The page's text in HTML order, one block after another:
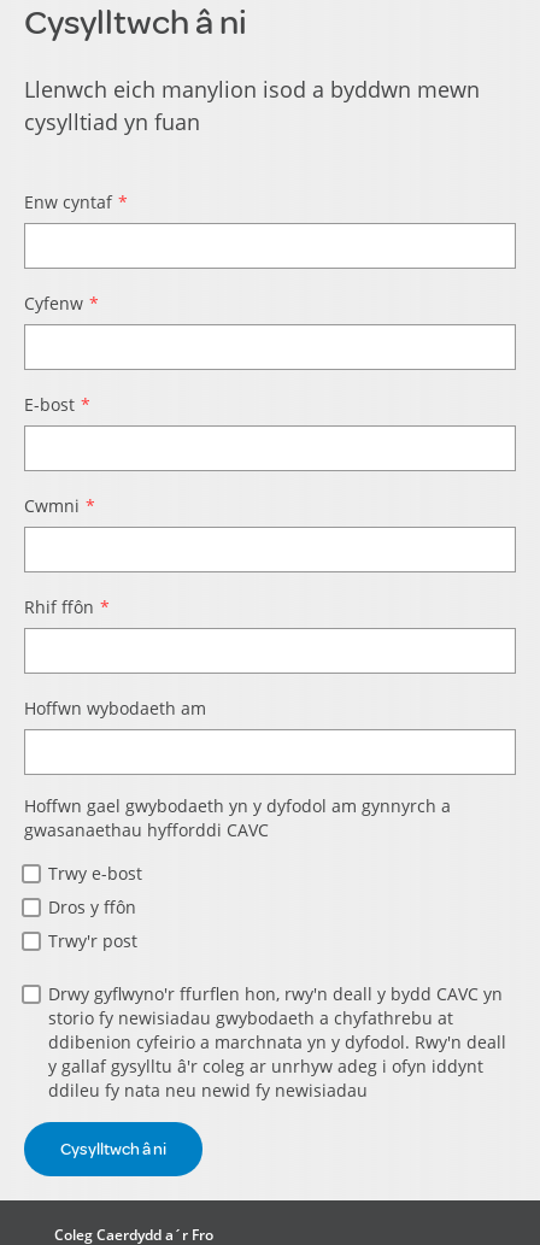
Cysylltwch â ni
Llenwch eich manylion isod a byddwn mewn
cysylltiad yn fuan
Enw cyntaf
Cyfenw
E-bost
Cwmni
Rhif ffôn
Hoffwn wybodaeth am
Hoffwn gael gwybodaeth yn y dyfodol am gynnyrch a
gwasanaethau hyfforddi CAVC
Trwy e-bost
Dros y ffôn
Trwy'r post
Drwy gyflwyno'r ffurflen hon, rwy'n deall y bydd CAVC yn
storio fy newisiadau gwybodaeth a chyfathrebu at
ddibenion cyfeirio a marchnata yn y dyfodol. Rwy'n deall
y gallaf gysylltu â'r coleg ar unrhyw adeg i ofyn iddynt
ddileu fy nata neu newid fy newisiadau
Coleg Caerdydd a´r Fro